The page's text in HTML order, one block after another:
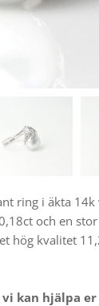
ring i äkta
och en
hög kvalitet
vi kan hjälpa